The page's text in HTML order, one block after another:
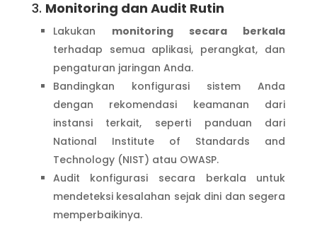
3. Monitoring dan Audit Rutin
Lakukan monitoring secara berkala
terhadap semua aplikasi, perangkat, dan
pengaturan jaringan Anda.
Bandingkan konfigurasi sistem Anda
dengan rekomendasi keamanan dari
instansi terkait, seperti panduan dari
National Institute of Standards and
Technology (NIST) atau OWASP.
Audit konfigurasi secara berkala untuk
mendeteksi kesalahan sejak dini dan segera
memperbaikinya.